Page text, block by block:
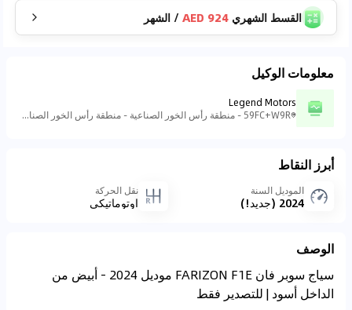
القسط الشهري 924 AED
/ الشهر
معلومات الوكيل
Legend Motors
59FC+W9R - منطقة رأس الخور الصناعية - منطقة رأس الخور الصناعية - ٣ - دبي - الإمارات العربية المتحدة
أبرز النقاط
الموديل السنة
2024 (جديد!)
نقل الحركة
اوتوماتيكي
الوصف
سياج سوبر فان FARIZON F1E موديل 2024 - أبيض من
الداخل أسود | للتصدير فقط